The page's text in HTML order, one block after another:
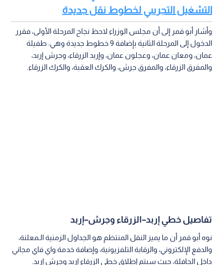
التشغيل التجريبي لخطوط نقل جديدة
وأشار أبو قمر إلى أن مجلس الوزراء لاحظ نجاح المرحلة الأولى، فقرر
الدخول إلى المرحلة الثانية بإضافة 9 خطوط جديدة وهي: طفيلة
عمان، ومعان عمان، وعجلون عمان، وإربد الزرقاء، وجرش إربد،
والمفرق الزرقاء، والمفرق جرش، والكرك العقبة، والكرك الزرقاء.
تفاصيل خطي إربد–الزرقاء وجرش–إربد
نوه أبو قمر أن ما يميز النقل المنتظم هو الجداول الزمنية الـمعلنة،
والدفع الإلكتروني، والرقابة التلفزيونية، وإضافة خدمة واي فاي مجاني
داخل الحافلة، حيث سيتم إطلاق خطي الزرقاء إربد وجرش إربد.